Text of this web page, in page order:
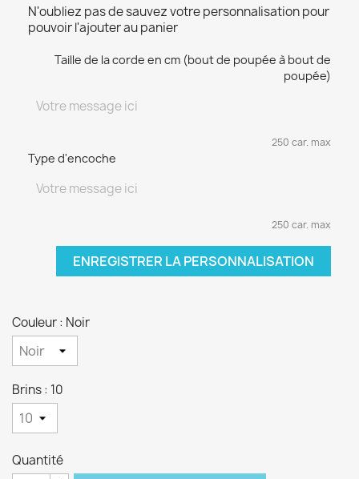
N'oubliez pas de sauvez votre personnalisation pour
pouvoir l'ajouter au panier
Taille de la corde en cm (bout de poupée à bout de
poupée)
250 car. max
Type d'encoche
250 car. max
ENREGISTRER LA PERSONNALISATION
Couleur : Noir
Brins : 10
Quantité